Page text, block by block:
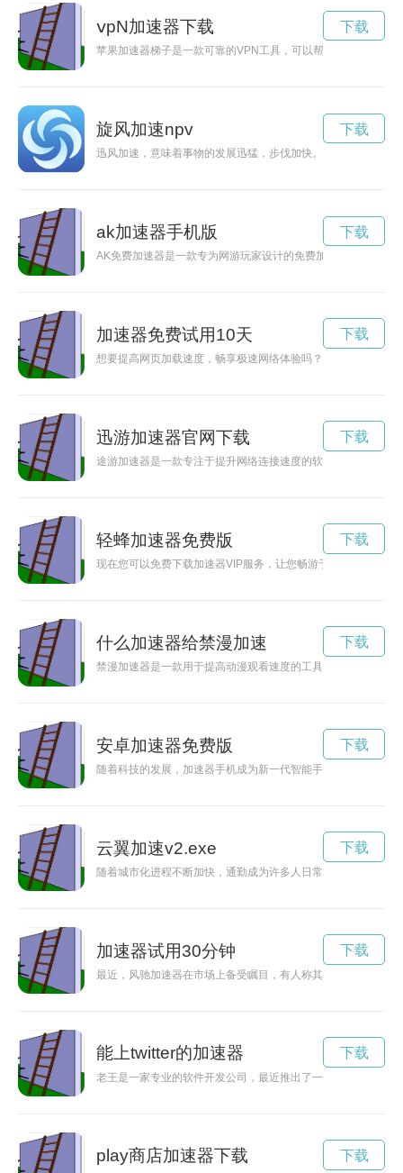
ⅴpN加速器下载
苹果加速器梯子是一款可靠的VPN工具，可以帮助用户加速网
下载
旋风加速npv
迅风加速，意味着事物的发展迅猛，步伐加快。在这个多元化
下载
ak加速器手机版
AK免费加速器是一款专为网游玩家设计的免费加速工具，能够
下载
加速器免费试用10天
想要提高网页加载速度，畅享极速网络体验吗？现在有机会免
下载
迅游加速器官网下载
途游加速器是一款专注于提升网络连接速度的软件，通过优化
下载
轻蜂加速器免费版
现在您可以免费下载加速器VIP服务，让您畅游于高速网络世
下载
什么加速器给禁漫加速
禁漫加速器是一款用于提高动漫观看速度的工具，但很多人不
下载
安卓加速器免费版
随着科技的发展，加速器手机成为新一代智能手机的代表，让
下载
云翼加速v2.exe
随着城市化进程不断加快，通勤成为许多人日常生活中不可缺
下载
加速器试用30分钟
最近，风驰加速器在市场上备受瞩目，有人称其为“黑科技”的
下载
能上twitter的加速器
老王是一家专业的软件开发公司，最近推出了一款加速NPV下
下载
play商店加速器下载 下载